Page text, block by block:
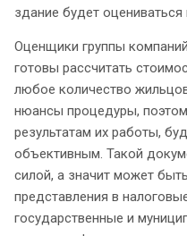
здание будет
Оценщики группы
готовы рассчитать
любое количество
нюансы процедуры,
результатам их работы,
объективным. Такой
силой, а значит может
представления в
государственные и